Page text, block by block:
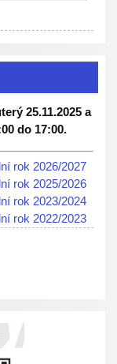
25.11.2025 a
do 17:00.
rok 2026/2027
rok 2025/2026
rok 2023/2024
rok 2022/2023